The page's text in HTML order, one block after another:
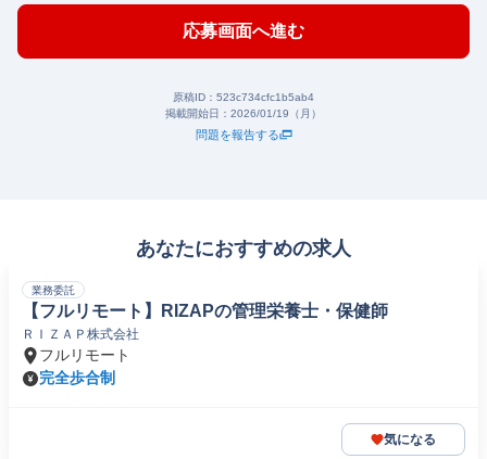
応募画面へ進む
原稿ID： 523c734cfc1b5ab4
掲載開始日： 2026/01/19（月）
問題を報告する
あなたにおすすめの求人
業務委託
【フルリモート】RIZAPの管理栄養士・保健師
ＲＩＺＡＰ株式会社
フルリモート
完全歩合制
気になる